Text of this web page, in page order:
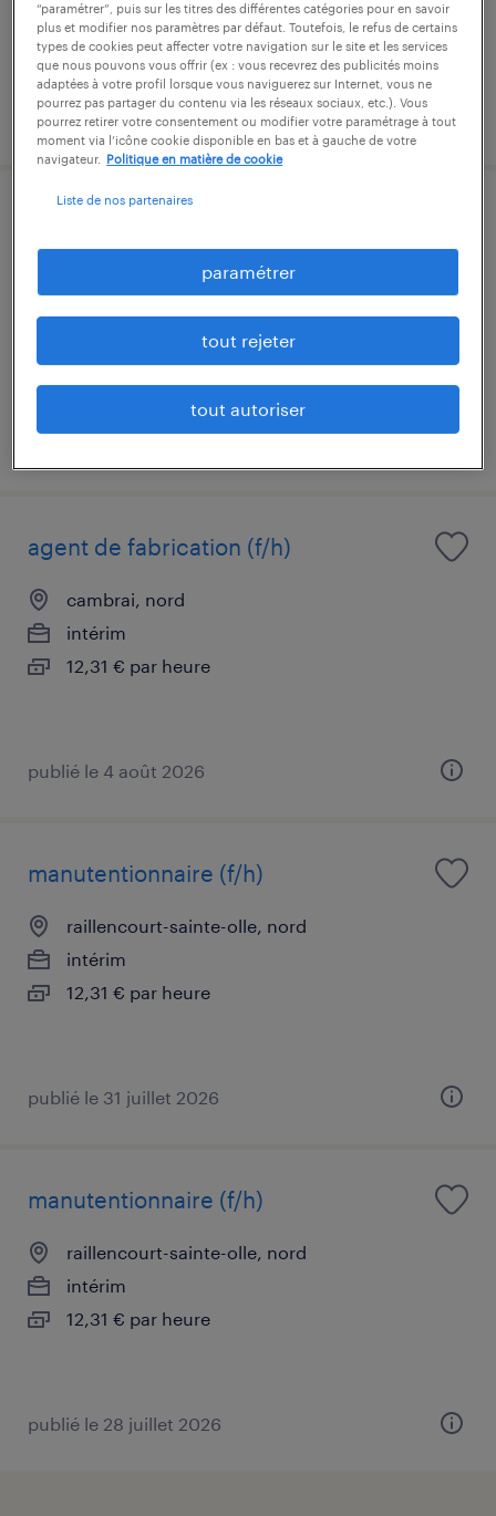
12,79 € par heure
publié le 31 juillet 2026
13,02 € par heure
agent de fabrication (f/h)
cambrai, nord
intérim
12,31 € par heure
publié le 4 août 2026
manutentionnaire (f/h)
raillencourt-sainte-olle, nord
intérim
12,31 € par heure
publié le 31 juillet 2026
manutentionnaire (f/h)
raillencourt-sainte-olle, nord
intérim
12,31 € par heure
publié le 28 juillet 2026
“paramétrer”, puis sur les titres des différentes catégories pour en savoir
plus et modifier nos paramètres par défaut. Toutefois, le refus de certains
types de cookies peut affecter votre navigation sur le site et les services
que nous pouvons vous offrir (ex : vous recevrez des publicités moins
adaptées à votre profil lorsque vous naviguerez sur Internet, vous ne
pourrez pas partager du contenu via les réseaux sociaux, etc.). Vous
pourrez retirer votre consentement ou modifier votre paramétrage à tout
moment via l’icône cookie disponible en bas et à gauche de votre
navigateur.
Politique en matière de cookie
Liste de nos partenaires
paramétrer
tout rejeter
tout autoriser